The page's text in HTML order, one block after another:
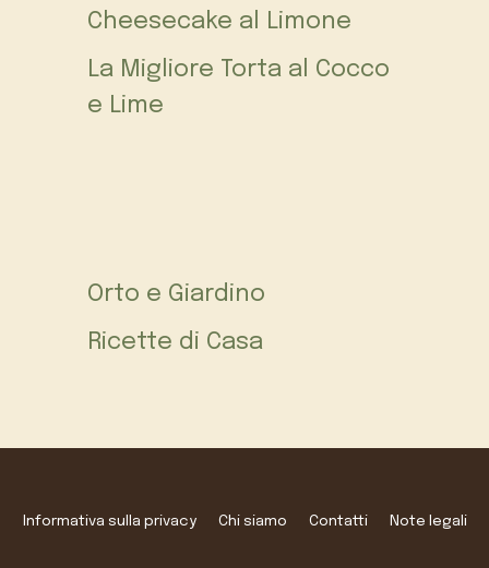
Cheesecake al Limone
La Migliore Torta al Cocco
e Lime
Orto e Giardino
Ricette di Casa
Informativa sulla privacy Chi siamo Contatti Note legali